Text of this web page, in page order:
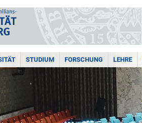
STUDIUM FORSCHUNG LEHRE